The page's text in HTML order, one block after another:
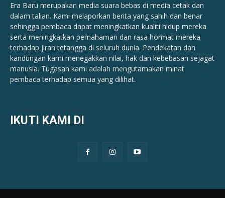
Era Baru merupakan media suara bebas di media cetak dan
dalam talian. Kami melaporkan berita yang sahih dan benar ​​
sehingga pembaca dapat meningkatkan kualiti hidup mereka
serta meningkatkan pemahaman dan rasa hormat mereka
terhadap jiran tetangga di seluruh dunia. Pendekatan dan
kandungan kami menegakkan nilai, hak dan kebebasan sejagat
manusia. Tugasan kami adalah mengutamakan minat
pembaca terhadap semua yang dilihat.
IKUTI KAMI DI